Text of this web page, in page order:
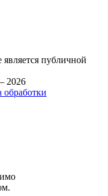
публичной
2026